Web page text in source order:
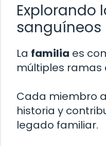
Explorando
sanguíneos
La familia es
múltiples ramas
Cada miembro
historia y
legado familiar.